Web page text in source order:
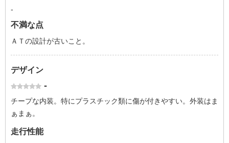
-
不満な点
ＡＴの設計が古いこと。
デザイン
-
チープな内装。特にプラスチック類に傷が付きやすい。外装はま
ぁまぁ。
走行性能